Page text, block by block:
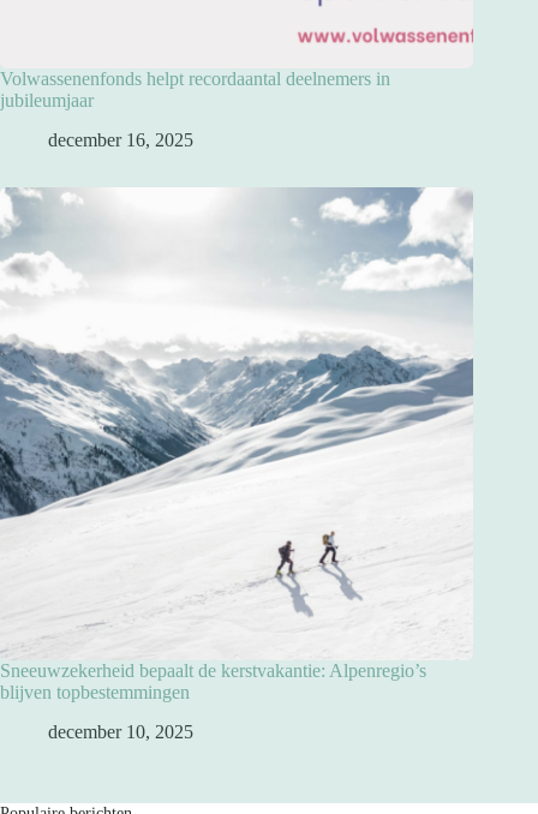
Volwassenenfonds helpt recordaantal deelnemers in
jubileumjaar
december 16, 2025
Sneeuwzekerheid bepaalt de kerstvakantie: Alpenregio’s
blijven topbestemmingen
december 10, 2025